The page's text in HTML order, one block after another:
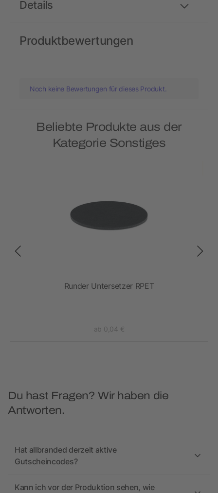
Details
Produktbewertungen
Noch keine Bewertungen für dieses Produkt.
Beliebte Produkte aus der
Kategorie Sonstiges
Runder Untersetzer RPET
ab 0,04 €
Du hast Fragen? Wir haben die
Antworten.
Hat allbranded derzeit aktive
Gutscheincodes?
Kann ich vor der Produktion sehen, wie